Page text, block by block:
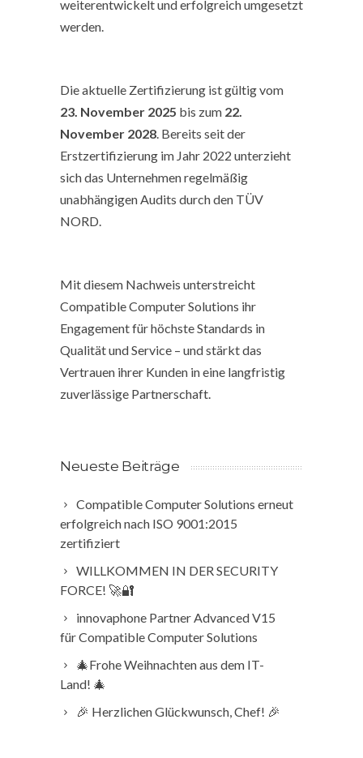
weiterentwickelt und erfolgreich umgesetzt
werden.
Die aktuelle Zertifizierung ist gültig vom
23. November 2025 bis zum 22.
November 2028 . Bereits seit der
Erstzertifizierung im Jahr 2022 unterzieht
sich das Unternehmen regelmäßig
unabhängigen Audits durch den TÜV
NORD.
Mit diesem Nachweis unterstreicht
Compatible Computer Solutions ihr
Engagement für höchste Standards in
Qualität und Service – und stärkt das
Vertrauen ihrer Kunden in eine langfristig
zuverlässige Partnerschaft.
Neueste Beiträge
Compatible Computer Solutions erneut
erfolgreich nach ISO 9001:2015
zertifiziert
WILLKOMMEN IN DER SECURITY
FORCE! 🚀🔐
innovaphone Partner Advanced V15
für Compatible Computer Solutions
🎄Frohe Weihnachten aus dem IT-
Land! 🎄
🎉 Herzlichen Glückwunsch, Chef! 🎉